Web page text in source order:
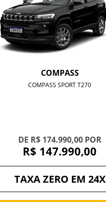
COMPASS
COMPASS SPORT T270
DE R$ 174.990,00 POR
R$ 147.990,00
TAXA ZERO EM 24X